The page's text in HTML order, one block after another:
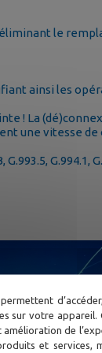
le
ainsi les
! La
une vitesse de
G.994.1,
sur votre appareil.
de
et services,